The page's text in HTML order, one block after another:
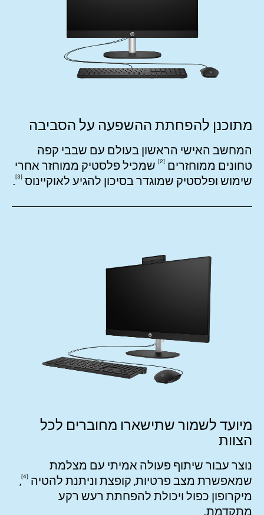
מתוכנן להפחתת ההשפעה על הסביבה
המחשב האישי הראשון בעולם עם שבבי קפה
טחונים ממוחזרים 2
שמכיל פלסטיק ממוחזר אחרי
שימוש ופלסטיק שמוגדר בסיכון להגיע לאוקיינוס 3
.
מיועד לשמור שתישארו מחוברים לכל
הצוות
נוצר עבור שיתוף פעולה אמיתי עם מצלמת
שמאפשרת מצב פרטיות, קופצת וניתנת להטיה 4
,
מיקרופון כפול ויכולת להפחתת רעש רקע
מתקדמת.